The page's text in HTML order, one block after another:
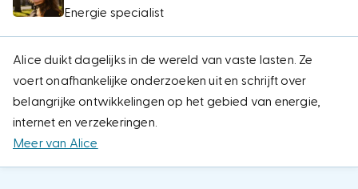
Energie specialist
Alice duikt dagelijks in de wereld van vaste lasten. Ze
voert onafhankelijke onderzoeken uit en schrijft over
belangrijke ontwikkelingen op het gebied van energie,
internet en verzekeringen.
Meer van Alice